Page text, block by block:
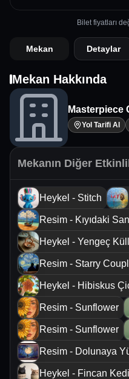
Bilet fiyatları
Mekan Detaylar
Mekan Hakkında
Masterpiece
Yol Tarifi Al
Mekanın Diğer
Heykel - Stitch
Resim - Kıyıdaki
Heykel - Yengeç
Resim - Starry
Heykel - Hibiskus
Resim - Sunflower
Resim - Sunflower
Resim - Dolunaya
Heykel - Fincan Kedi